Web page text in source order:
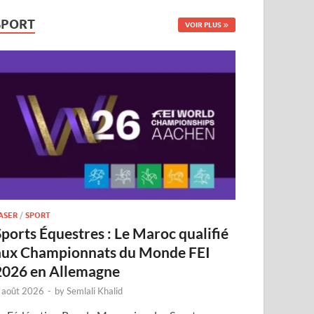
VOIR PLUS
/SPORT
Équestres : Le Maroc qualifié
Championnats du Monde FEI
en Allemagne
2026 - bySemlali Khalid